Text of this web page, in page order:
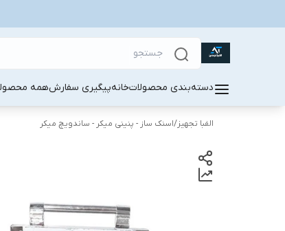
دسته‌بندی محصولاتخانهپیگیری سفارشهمه
الفبا تجهیز/اسنک ساز - پنینی میکر - ساندویچ میکر